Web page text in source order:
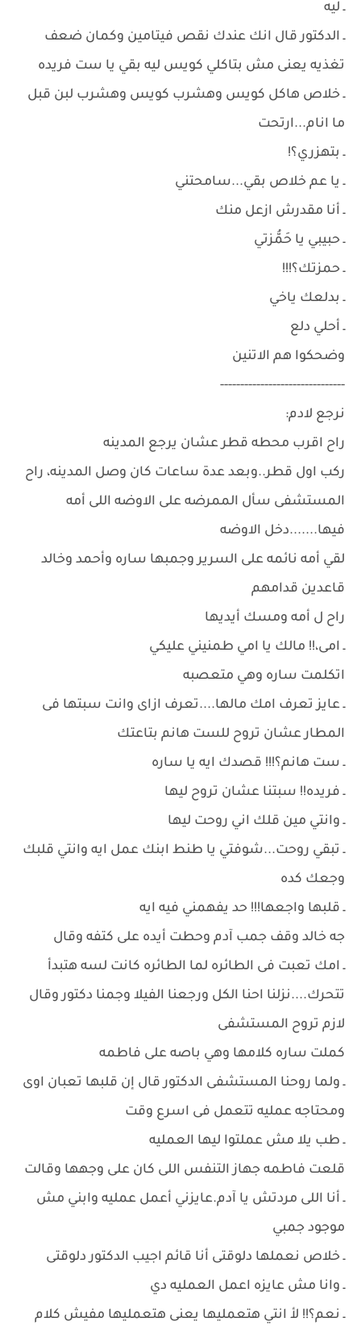
ـ ليه
ـ الدكتور قال انك عندك نقص فيتامين وكمان ضعف
تغذيه يعنى مش بتاكلي كويس ليه بقي يا ست فريده
ـ خلاص هاكل كويس وهشرب كويس وهشرب لبن قبل
ما انام...ارتحت
ـ بتهزري؟!
ـ يا عم خلاص بقي...سامحتني
ـ أنا مقدرش ازعل منك
ـ حبيبي يا حَمُّزتي
ـ حمزتك؟!!!
ـ بدلعك ياخي
ـ أحلي دلع
وضحكوا هم الاتنين
-------------------------------
نرجع لادم:
راح اقرب محطه قطر عشان يرجع المدينه
ركب اول قطر..وبعد عدة ساعات كان وصل المدينه، راح
المستشفى سأل الممرضه على الاوضه اللى أمه
فيها.......دخل الاوضه
لقي أمه نائمه على السرير وجمبها ساره وأحمد وخالد
قاعدين قدامهم
راح ل أمه ومسك أيديها
ـ امى،!! مالك يا امي طمنيني عليكي
اتكلمت ساره وهي متعصبه
ـ عايز تعرف امك مالها....تعرف ازاى وانت سبتها فى
المطار عشان تروح للست هانم بتاعتك
ـ ست هانم؟!!! قصدك ايه يا ساره
ـ فريده!! سبتنا عشان تروح ليها
ـ وانتي مين قلك اني روحت ليها
ـ تبقي روحت...شوفتي يا طنط ابنك عمل ايه وانتي قلبك
وجعك كده
ـ قلبها واجعها!!! حد يفهمني فيه ايه
جه خالد وقف جمب آدم وحطت أيده على كتفه وقال
ـ امك تعبت فى الطائره لما الطائره كانت لسه هتبدأ
تتحرك....نزلنا احنا الكل ورجعنا الفيلا وجمنا دكتور وقال
لازم تروح المستشفى
كملت ساره كلامها وهي باصه على فاطمه
ـ ولما روحنا المستشفى الدكتور قال إن قلبها تعبان اوى
ومحتاجه عمليه تتعمل فى اسرع وقت
ـ طب يلا مش عملتوا ليها العمليه
قلعت فاطمه جهاز التنفس اللى كان على وجهها وقالت
ـ أنا اللى مردتش يا آدم.عايزني أعمل عمليه وابني مش
موجود جمبي
ـ خلاص نعملها دلوقتى أنا قائم اجيب الدكتور دلوقتى
ـ وانا مش عايزه اعمل العمليه دي
ـ نعم؟!! لأ انتي هتعمليها يعنى هتعمليها مفيش كلام